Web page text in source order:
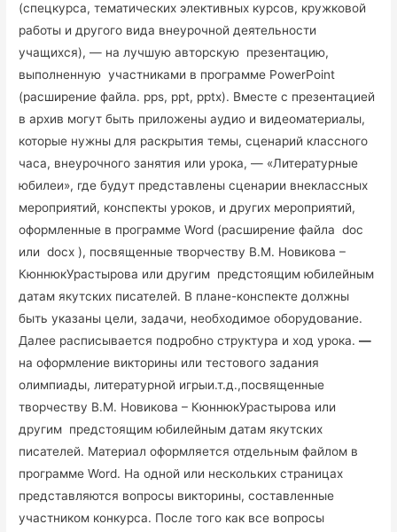
(спецкурса, тематических элективных курсов, кружковой
работы и другого вида внеурочной деятельности
учащихся), — на лучшую авторскую презентацию,
выполненную участниками в программе PowerPoint
(расширение файла. pps, ppt, pptx). Вместе с презентацией
в архив могут быть приложены аудио и видеоматериалы,
которые нужны для раскрытия темы, сценарий классного
часа, внеурочного занятия или урока, — «Литературные
юбилеи», где будут представлены сценарии внеклассных
мероприятий, конспекты уроков, и других мероприятий,
оформленные в программе Word (расширение файла doc
или docx ), посвященные творчеству В.М. Новикова –
КюннюкУрастырова или другим предстоящим юбилейным
датам якутских писателей. В плане-конспекте должны
быть указаны цели, задачи, необходимое оборудование.
Далее расписывается подробно структура и ход урока.—
на оформление викторины или тестового задания
олимпиады, литературной игрыи.т.д.,посвященные
творчеству В.М. Новикова – КюннюкУрастырова или
другим предстоящим юбилейным датам якутских
писателей. Материал оформляется отдельным файлом в
программе Word. На одной или нескольких страницах
представляются вопросы викторины, составленные
участником конкурса. После того как все вопросы